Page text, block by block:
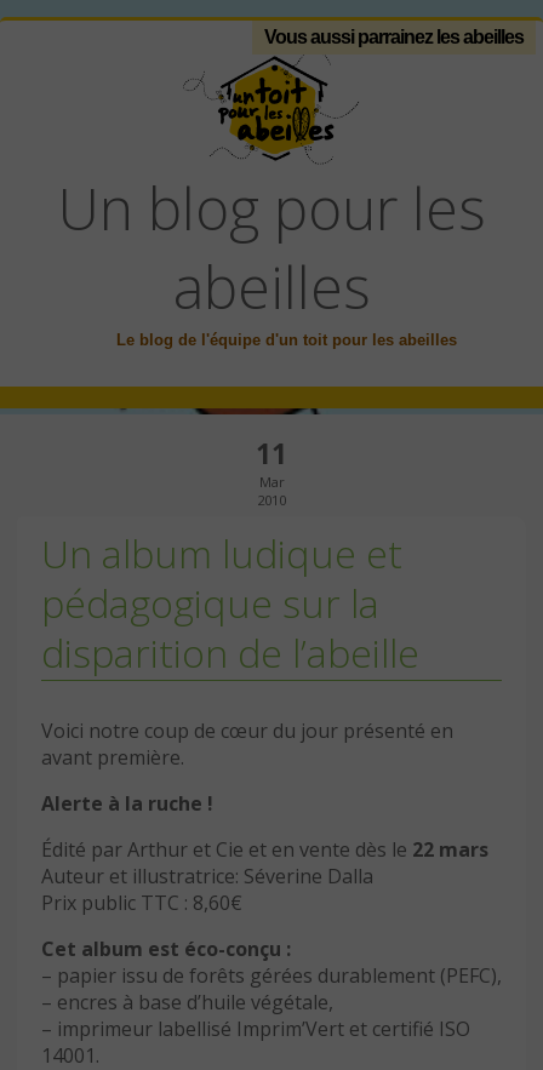
Vous aussi parrainez les abeilles
Un blog pour les
abeilles
Le blog de l'équipe d'un toit pour les abeilles
11
Mar
2010
Un album ludique et
pédagogique sur la
disparition de l’abeille
Voici notre coup de cœur du jour présenté en
avant première.
Alerte à la ruche !
Édité par Arthur et Cie et en vente dès le 22 mars
Auteur et illustratrice: Séverine Dalla
Prix public TTC : 8,60€
Cet album est éco-conçu :
– papier issu de forêts gérées durablement (PEFC),
– encres à base d’huile végétale,
– imprimeur labellisé Imprim’Vert et certifié ISO
14001.